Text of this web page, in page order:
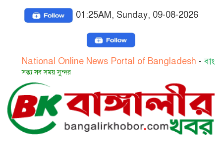
01:25AM, Sunday, 09-08-2026
Online News Portal of Bangladesh-বাংলাদেশের
সময় সুন্দর